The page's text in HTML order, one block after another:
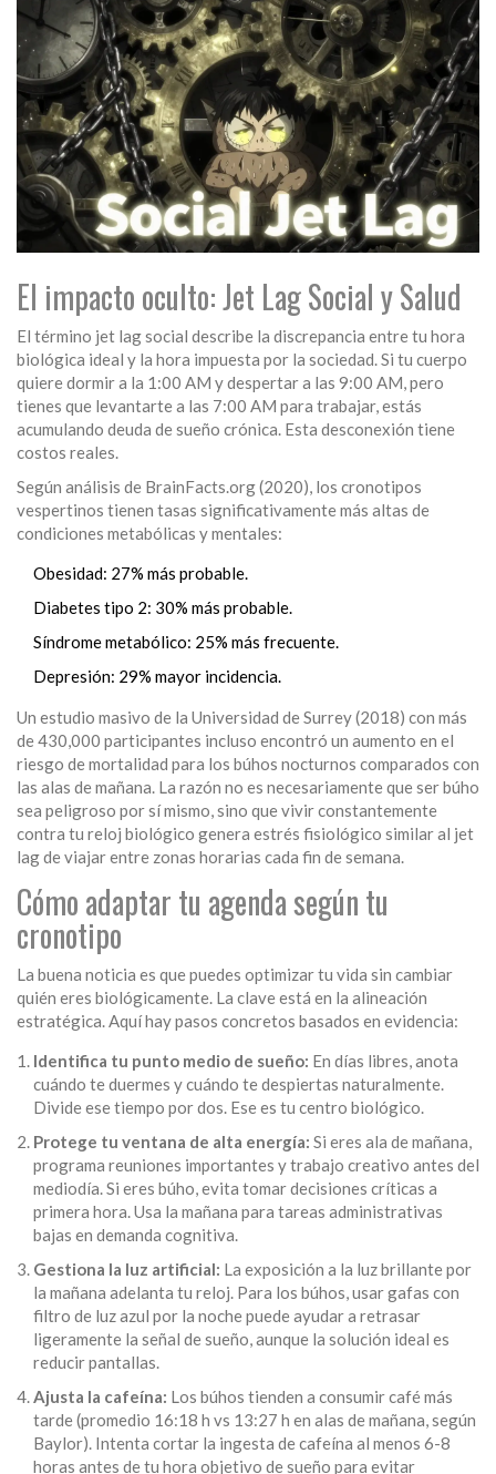
El impacto oculto: Jet Lag Social y Salud
El término jet lag social describe la discrepancia entre tu hora
biológica ideal y la hora impuesta por la sociedad. Si tu cuerpo
quiere dormir a la 1:00 AM y despertar a las 9:00 AM, pero
tienes que levantarte a las 7:00 AM para trabajar, estás
acumulando deuda de sueño crónica. Esta desconexión tiene
costos reales.
Según análisis de BrainFacts.org (2020), los cronotipos
vespertinos tienen tasas significativamente más altas de
condiciones metabólicas y mentales:
Obesidad: 27% más probable.
Diabetes tipo 2: 30% más probable.
Síndrome metabólico: 25% más frecuente.
Depresión: 29% mayor incidencia.
Un estudio masivo de la Universidad de Surrey (2018) con más
de 430,000 participantes incluso encontró un aumento en el
riesgo de mortalidad para los búhos nocturnos comparados con
las alas de mañana. La razón no es necesariamente que ser búho
sea peligroso por sí mismo, sino que vivir constantemente
contra tu reloj biológico genera estrés fisiológico similar al jet
lag de viajar entre zonas horarias cada fin de semana.
Cómo adaptar tu agenda según tu
cronotipo
La buena noticia es que puedes optimizar tu vida sin cambiar
quién eres biológicamente. La clave está en la alineación
estratégica. Aquí hay pasos concretos basados en evidencia:
Identifica tu punto medio de sueño: En días libres, anota
cuándo te duermes y cuándo te despiertas naturalmente.
Divide ese tiempo por dos. Ese es tu centro biológico.
Protege tu ventana de alta energía: Si eres ala de mañana,
programa reuniones importantes y trabajo creativo antes del
mediodía. Si eres búho, evita tomar decisiones críticas a
primera hora. Usa la mañana para tareas administrativas
bajas en demanda cognitiva.
Gestiona la luz artificial: La exposición a la luz brillante por
la mañana adelanta tu reloj. Para los búhos, usar gafas con
filtro de luz azul por la noche puede ayudar a retrasar
ligeramente la señal de sueño, aunque la solución ideal es
reducir pantallas.
Ajusta la cafeína: Los búhos tienden a consumir café más
tarde (promedio 16:18 h vs 13:27 h en alas de mañana, según
Baylor). Intenta cortar la ingesta de cafeína al menos 6-8
horas antes de tu hora objetivo de sueño para evitar